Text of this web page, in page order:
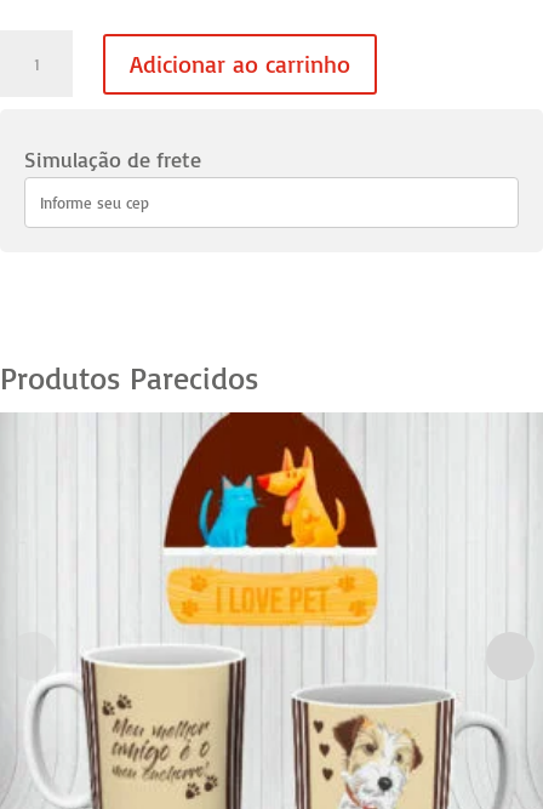
Yorkshire
quantidade
Adicionar ao carrinho
Simulação de frete
Produtos Parecidos